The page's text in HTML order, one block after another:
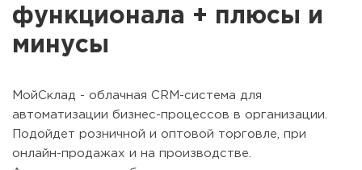
функционала + плюсы и
минусы
МойСклад - облачная CRM-система для
автоматизации бизнес-процессов в организации.
Подойдет розничной и оптовой торговле, при
онлайн-продажах и на производстве.